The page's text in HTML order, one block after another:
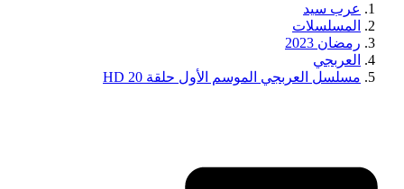
عرب سيد
المسلسلات
رمضان 2023
العربجي
مسلسل العربجي الموسم الأول حلقة 20 HD